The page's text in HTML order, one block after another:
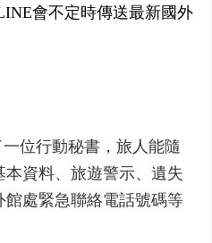
會不定時傳送最新國外
位行動秘書，旅人能隨
資料、旅遊警示、遺失
處緊急聯絡電話號碼等